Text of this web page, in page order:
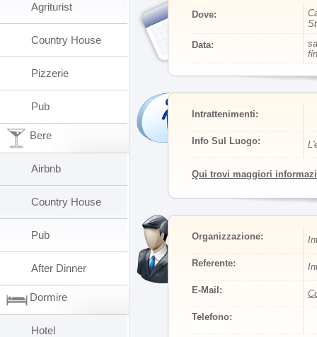
Dove:
Data:
Intrattenimenti:
Info Sul Luogo:
Qui trovi maggiori
Organizzazione:
Referente:
E-Mail:
Telefono:
Agriturist
Country House
Pizzerie
Pub
Bere
Airbnb
Country House
Pub
After Dinner
Dormire
Hotel